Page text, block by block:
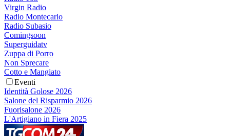
Virgin Radio
Radio Montecarlo
Radio Subasio
Comingsoon
Superguidatv
Zuppa di Porro
Non Sprecare
Cotto e Mangiato
Eventi
Identità Golose 2026
Salone del Risparmio 2026
Fuorisalone 2026
L'Artigiano in Fiera 2025